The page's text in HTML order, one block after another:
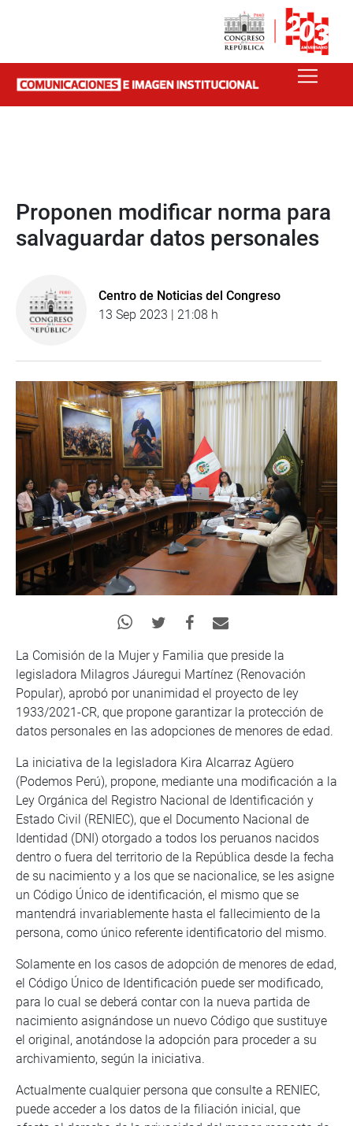
Proponen modificar norma para
salvaguardar datos personales
Centro de Noticias del Congreso
13 Sep 2023 | 21:08 h
La Comisión de la Mujer y Familia que preside la
legisladora Milagros Jáuregui Martínez (Renovación
Popular), aprobó por unanimidad el proyecto de ley
1933/2021-CR, que propone garantizar la protección de
datos personales en las adopciones de menores de edad.
La iniciativa de la legisladora Kira Alcarraz Agüero
(Podemos Perú), propone, mediante una modificación a la
Ley Orgánica del Registro Nacional de Identificación y
Estado Civil (RENIEC), que el Documento Nacional de
Identidad (DNI) otorgado a todos los peruanos nacidos
dentro o fuera del territorio de la República desde la fecha
de su nacimiento y a los que se nacionalice, se les asigne
un Código Único de identificación, el mismo que se
mantendrá invariablemente hasta el fallecimiento de la
persona, como único referente identificatorio del mismo.
Solamente en los casos de adopción de menores de edad,
el Código Único de Identificación puede ser modificado,
para lo cual se deberá contar con la nueva partida de
nacimiento asignándose un nuevo Código que sustituye
el original, anotándose la adopción para proceder a su
archivamiento, según la iniciativa.
Actualmente cualquier persona que consulte a RENIEC,
puede acceder a los datos de la filiación inicial, que